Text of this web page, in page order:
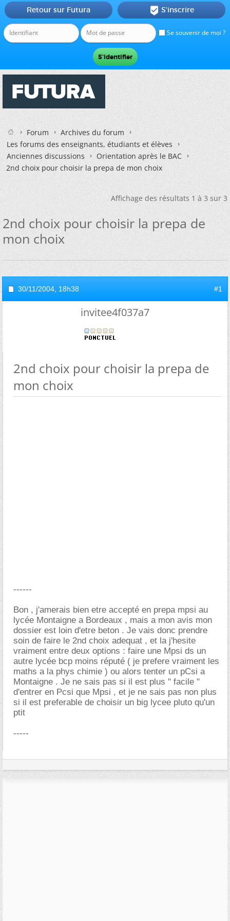
Se souvenir de moi ?
Retour sur Futura  S'inscrire
Forum
Archives du forum
Les forums des enseignants, étudiants et élèves
Anciennes discussions
Orientation après le BAC
2nd choix pour choisir la prepa de mon choix
Affichage des résultats 1 à 3 sur 3
2nd choix pour choisir la prepa de
mon choix
30/11/2004, 18h38 #1
invitee4f037a7
2nd choix pour choisir la prepa de
mon choix
------
Bon , j'amerais bien etre accepté en prepa mpsi au
lycée Montaigne a Bordeaux , mais a mon avis mon
dossier est loin d'etre beton . Je vais donc prendre
soin de faire le 2nd choix adequat , et la j'hesite
vraiment entre deux options : faire une Mpsi ds un
autre lycée bcp moins réputé ( je prefere vraiment les
maths a la phys chimie ) ou alors tenter un pCsi a
Montaigne . Je ne sais pas si il est plus " facile "
d'entrer en Pcsi que Mpsi , et je ne sais pas non plus
si il est preferable de choisir un big lycee pluto qu'un
ptit
-----